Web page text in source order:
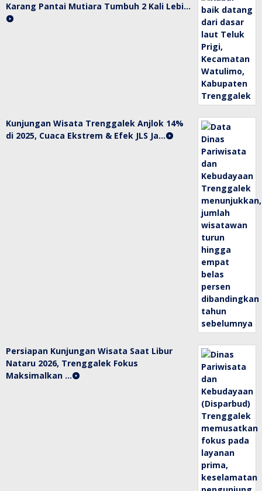
Karang Pantai Mutiara Tumbuh 2 Kali Lebi…
Kunjungan Wisata Trenggalek Anjlok 14%
di 2025, Cuaca Ekstrem & Efek JLS Ja…
Persiapan Kunjungan Wisata Saat Libur
Nataru 2026, Trenggalek Fokus
Maksimalkan …